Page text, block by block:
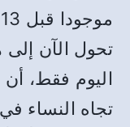
تحول الآن إلى
اليوم فقط، أن
تجاه النساء